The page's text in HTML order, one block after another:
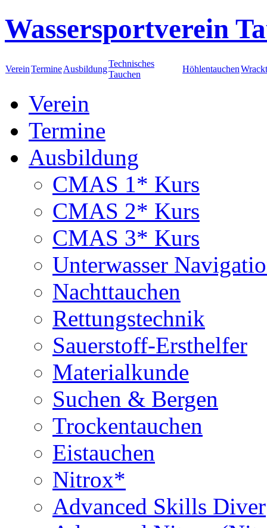
Wassersportverein
VereinTermineAusbildung
Technisches
Tauchen
Höhlentauchen
Verein
Termine
Ausbildung
CMAS 1* Kurs
CMAS 2* Kurs
CMAS 3* Kurs
Unterwasser
Nachttauchen
Rettungstechnik
Sauerstoff-Ersthelfer
Materialkunde
Suchen & Bergen
Trockentauchen
Eistauchen
Nitrox*
Advanced Skills Diver